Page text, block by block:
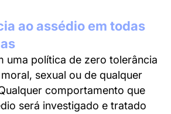
ao assédio em todas
uma política de zero tolerância
sexual ou de qualquer
comportamento que
será investigado e tratado